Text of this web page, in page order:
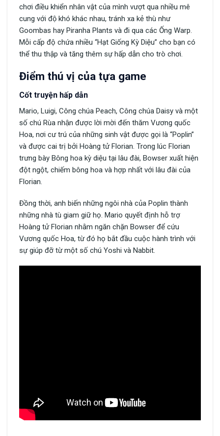
chơi điều khiển nhân vật của mình vượt qua nhiều mê
cung với độ khó khác nhau, tránh xa kẻ thù như
Goombas hay Piranha Plants và đi qua các Ống Warp.
Mỗi cấp độ chứa nhiều “Hạt Giống Kỳ Diệu” cho bạn có
thể thu thập và tăng thêm sự hấp dẫn cho trò chơi.
Điểm thú vị của tựa game
Cốt truyện hấp dẫn
Mario, Luigi, Công chúa Peach, Công chúa Daisy và một
số chú Rùa nhận được lời mời đến thăm Vương quốc
Hoa, nơi cư trú của những sinh vật được gọi là “Poplin”
và được cai trị bởi Hoàng tử Florian. Trong lúc Florian
trưng bày Bông hoa kỳ diệu tại lâu đài, Bowser xuất hiện
đột ngột, chiếm bông hoa và hợp nhất với lâu đài của
Florian.
Đồng thời, anh biến những ngôi nhà của Poplin thành
những nhà tù giam giữ họ. Mario quyết định hỗ trợ
Hoàng tử Florian nhằm ngăn chặn Bowser để cứu
Vương quốc Hoa, từ đó họ bắt đầu cuộc hành trình với
sự giúp đỡ từ một số chú Yoshi và Nabbit.